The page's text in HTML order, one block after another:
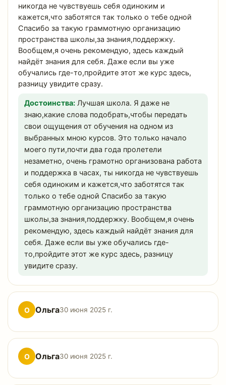
никогда не чувствуешь себя одиноким и
кажется,что заботятся так только о тебе одной
Спасибо за такую граммотную организацию
пространства школы,за знания,поддержку.
Вообщем,я очень рекомендую, здесь каждый
найдёт знания для себя. Даже если вы уже
обучались где-то,пройдите этот же курс здесь,
разницу увидите сразу.
Достоинства: Лучшая школа. Я даже не
знаю,какие слова подобрать,чтобы передать
свои ощущения от обучения на одном из
выбранных мною курсов. Это только начало
моего пути,почти два года пролетели
незаметно, очень грамотно организована работа
и поддержка в часах, ты никогда не чувствуешь
себя одиноким и кажется,что заботятся так
только о тебе одной Спасибо за такую
граммотную организацию пространства
школы,за знания,поддержку. Вообщем,я очень
рекомендую, здесь каждый найдёт знания для
себя. Даже если вы уже обучались где-
то,пройдите этот же курс здесь, разницу
увидите сразу.
О Ольга30 июня 2025 г.
О Ольга30 июня 2025 г.